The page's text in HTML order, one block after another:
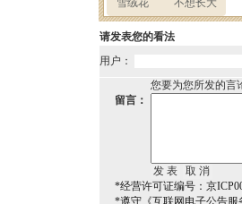
请发表您的看法
用户：
您要为您所发的言
留言：
*经营许可证编号：京
*遵守《互联网电子公告服